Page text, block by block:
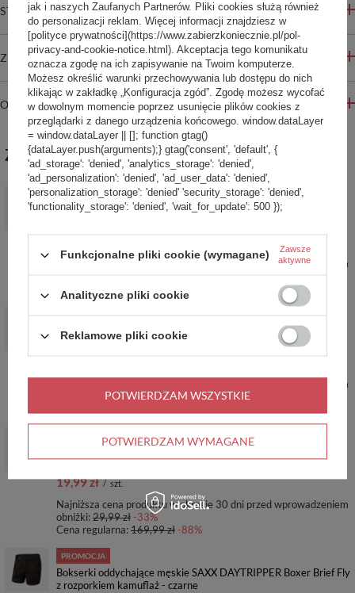
STREFA REKOMENDACJI
ZADAJ PYTANIE
OPINIE
ZABIERZ JESZCZE :)
PROMOCJA
Bokserki męskie sportowe SAXX VOLT Boxer Brief kanadyjski
Najniższa cena produktu w okresie 30 dni przed wprowadzeniem
Cena regularna:
169,99 zł -88%
Bokserki męskie SAXX DAYTRIPPER Boxer Brief Fly Rekiny -
Najniższa cena produktu w okresie 30 dni przed wprowadzeniem
59,99 zł-51%
19,99 zł / szt.
Najniższa cena produktu w okresie 30 dni przed wprowadzeniem
obniżki:29,99 zł-33%
Cena regularna:169,99 zł-88%
PROMOCJA
Bokserki oddychające męskie SAXX DAYTRIPPER Boxer Brief Fly
z rozporkiem kamuflaż - czarne
jak i naszych Zaufanych Partnerów. Pliki cookies służą również
do personalizacji reklam. Więcej informacji znajdziesz w
[polityce prywatności](https://www.zabierzkoniecznie.pl/pol-
privacy-and-cookie-notice.html). Akceptacja tego komunikatu
oznacza zgodę na ich zapisywanie na Twoim komputerze.
Możesz określić warunki przechowywania lub dostępu do nich
klikając w zakładkę „Konfiguracja zgód”. Zgodę możesz wycofać
w dowolnym momencie poprzez usunięcie plików cookies z
przeglądarki z danego urządzenia końcowego. window.dataLayer
= window.dataLayer || []; function gtag()
{dataLayer.push(arguments);} gtag('consent', 'default', {
'ad_storage': 'denied', 'analytics_storage': 'denied',
'ad_personalization': 'denied', 'ad_user_data': 'denied',
'personalization_storage': 'denied' 'security_storage': 'denied',
'functionality_storage': 'denied', 'wait_for_update': 500 });
Funkcjonalne pliki cookie (wymagane)
Zawsze
aktywne
Analityczne pliki cookie
Reklamowe pliki cookie
POTWIERDZAM WYMAGANE
POTWIERDZAM WSZYSTKIE